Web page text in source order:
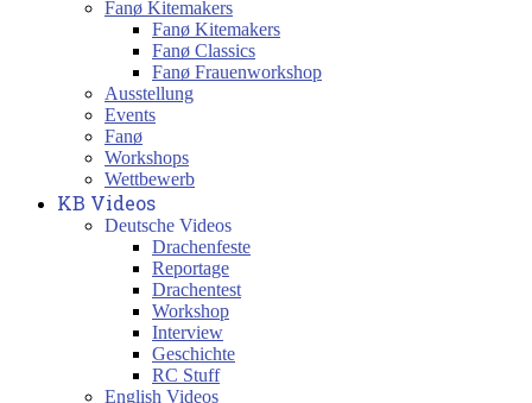
Fanø Kitemakers
Fanø Kitemakers
Fanø Classics
Fanø Frauenworkshop
Ausstellung
Events
Fanø
Workshops
Wettbewerb
KB Videos
Deutsche Videos
Drachenfeste
Reportage
Drachentest
Workshop
Interview
Geschichte
RC Stuff
English Videos